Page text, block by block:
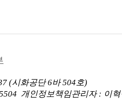
(시화공단 6바 504호)
개인정보책임관리자 : 이